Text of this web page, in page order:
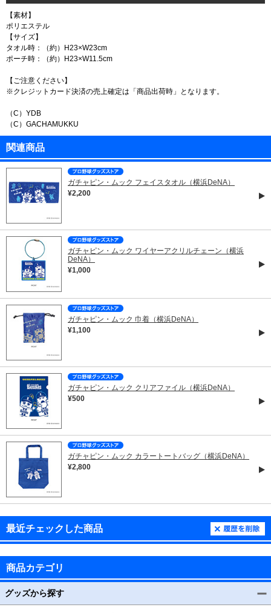
【素材】
ポリエステル
【サイズ】
タオル時：（約）H23×W23cm
ポーチ時：（約）H23×W11.5cm
【ご注意ください】
※クレジットカード決済の売上確定は「商品出荷時」となります。
（C）YDB
（C）GACHAMUKKU
関連商品
ガチャピン・ムック フェイスタオル（横浜DeNA）
¥2,200
ガチャピン・ムック ワイヤーアクリルチェーン（横浜
DeNA）
¥1,000
ガチャピン・ムック 巾着（横浜DeNA）
¥1,100
ガチャピン・ムック クリアファイル（横浜DeNA）
¥500
ガチャピン・ムック カラートートバッグ（横浜DeNA）
¥2,800
最近チェックした商品
商品カテゴリ
グッズから探す